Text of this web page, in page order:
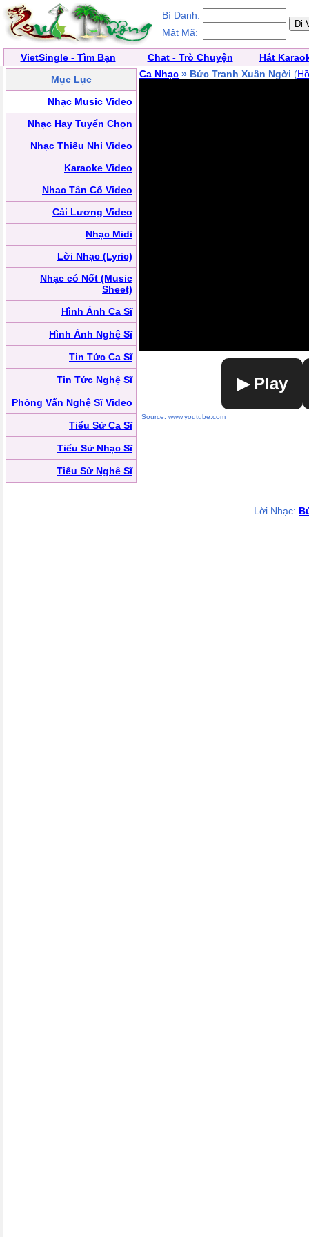
Bí Danh:
Mật Mã:
VietSingle - Tìm Bạn Chat - Trò Chuyện
Hát
Mục Lục
Nhạc Music Video
Nhạc Hay Tuyển Chọn
Nhạc Thiếu Nhi Video
Karaoke Video
Nhạc Tân Cổ Video
Cải Lương Video
Nhạc Midi
Lời Nhạc (Lyric)
Nhạc có Nốt (Music
Sheet)
Hình Ảnh Ca Sĩ
Hình Ảnh Nghệ Sĩ
Tin Tức Ca Sĩ
Tin Tức Nghệ Sĩ
Phỏng Vấn Nghệ Sĩ Video
Tiểu Sử Ca Sĩ
Tiểu Sử Nhạc Sĩ
Tiểu Sử Nghệ Sĩ
Ca Nhạc » Bức Tranh Xuân Ngời (
▶ Play
Source: www.youtube.com
Lời Nhạc: